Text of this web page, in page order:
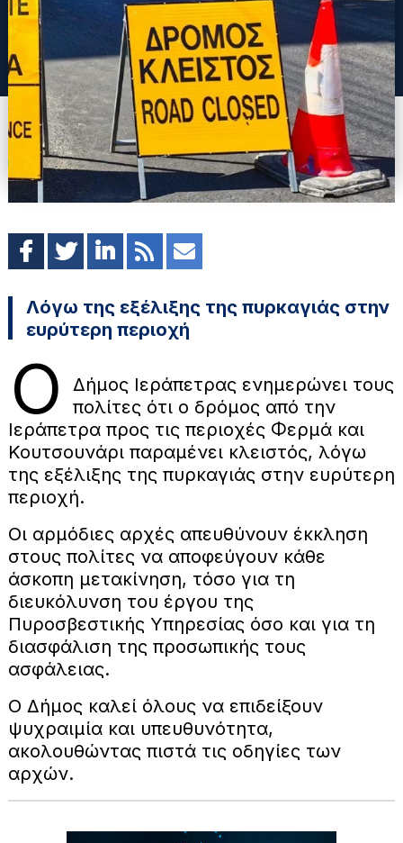
Λόγω της εξέλιξης της πυρκαγιάς στην
ευρύτερη περιοχή
Ο
Δήμος Ιεράπετρας ενημερώνει τους
πολίτες ότι ο δρόμος από την
Ιεράπετρα προς τις περιοχές Φερμά και
Κουτσουνάρι παραμένει κλειστός, λόγω
της εξέλιξης της πυρκαγιάς στην ευρύτερη
περιοχή.
Οι αρμόδιες αρχές απευθύνουν έκκληση
στους πολίτες να αποφεύγουν κάθε
άσκοπη μετακίνηση, τόσο για τη
διευκόλυνση του έργου της
Πυροσβεστικής Υπηρεσίας όσο και για τη
διασφάλιση της προσωπικής τους
ασφάλειας.
Ο Δήμος καλεί όλους να επιδείξουν
ψυχραιμία και υπευθυνότητα,
ακολουθώντας πιστά τις οδηγίες των
αρχών.